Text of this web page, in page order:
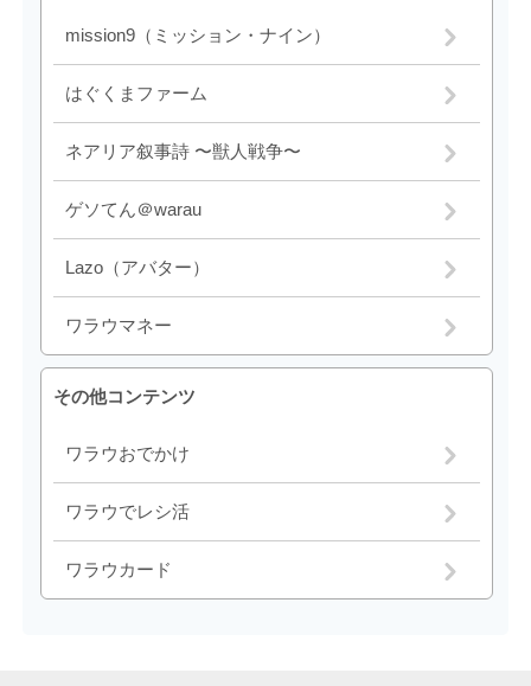
mission9（ミッション・ナイン）
はぐくまファーム
ネアリア叙事詩 〜獣人戦争〜
ゲソてん＠warau
Lazo（アバター）
ワラウマネー
その他コンテンツ
ワラウおでかけ
ワラウでレシ活
ワラウカード